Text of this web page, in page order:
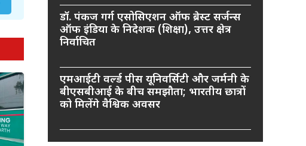
डॉ. पंकज गर्ग एसोसिएशन ऑफ ब्रेस्ट सर्जन्स
ऑफ इंडिया के निदेशक (शिक्षा), उत्तर क्षेत्र
निर्वाचित
एमआईटी वर्ल्ड पीस यूनिवर्सिटी और जर्मनी के
बीएसबीआई के बीच समझौता; भारतीय छात्रों
को मिलेंगे वैश्विक अवसर